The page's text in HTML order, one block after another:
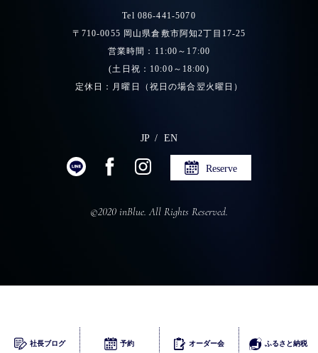
Tel 086-441-5070
〒710-0055 岡山県倉敷市阿知2丁目17-25
営業時間：11:00～17:00
(土日祝：10:00～18:00)
定休日：月曜日（祝日の場合翌火曜日）
JP EN
Reserve
©2020 inBlue. All Rights Reserved.
ふるさとチョイス
社長ブログ 予約 オーダー会 ふるさと納税